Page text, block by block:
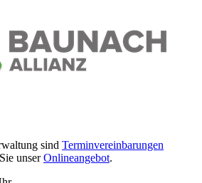
sind Terminvereinbarungen
unserOnlineangebot.